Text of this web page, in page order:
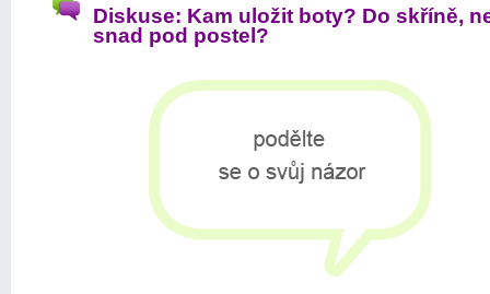
Diskuse: Kam uložit boty? Do skříně,
snad pod postel?